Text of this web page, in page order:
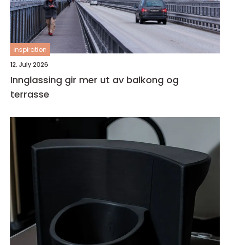
inspiration
12. July 2026
Innglassing gir mer ut av balkong og
terrasse